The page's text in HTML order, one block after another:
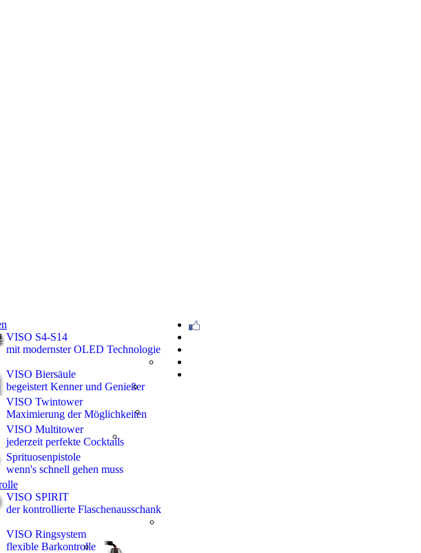
VISO S4-S14
mit modernster OLED Technologie
VISO Biersäule
begeistert Kenner und Genießer
VISO Twintower
Maximierung der Möglichkeiten
VISO Multitower
jederzeit perfekte Cocktails
Sprituosenpistole
wenn's schnell gehen muss
VISO SPIRIT
der kontrollierte Flaschenausschank
VISO Ringsystem
flexible Barkontrolle